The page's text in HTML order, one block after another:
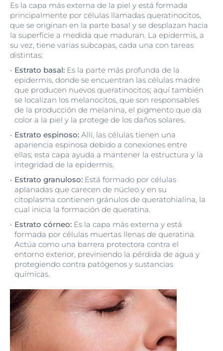
Es la capa más externa de la piel y está formada
principalmente por células llamadas queratinocitos,
que se originan en la parte basal y se desplazan hacia
la superficie a medida que maduran. La epidermis, a
su vez, tiene varias subcapas, cada una con tareas
distintas:
Estrato basal: Es la parte más profunda de la
epidermis, donde se encuentran las células madre
que producen nuevos queratinocitos; aquí también
se localizan los melanocitos, que son responsables
de la producción de melanina, el pigmento que da
color a la piel y la protege de los daños solares.
Estrato espinoso: Allí, las células tienen una
apariencia espinosa debido a conexiones entre
ellas; esta capa ayuda a mantener la estructura y la
integridad de la epidermis.
Estrato granuloso: Está formado por células
aplanadas que carecen de núcleo y en su
citoplasma contienen gránulos de queratohialina, la
cual inicia la formación de queratina.
Estrato córneo: Es la capa más externa y está
formada por células muertas llenas de queratina.
Actúa como una barrera protectora contra el
entorno exterior, previniendo la pérdida de agua y
protegiendo contra patógenos y sustancias
químicas.